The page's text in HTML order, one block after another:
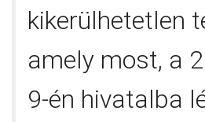
kikerülhetetlen
amely most, a
9-én hivatalba